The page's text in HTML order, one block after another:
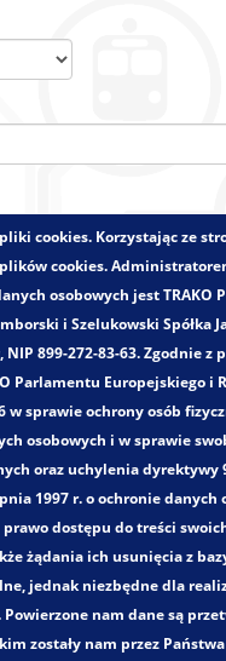
Badania i Analizy
Obszar miejski
Węzła
transportu zbiorowego
przewozowej oraz
cookies. Korzystając ze
cookies.
osobowych jest TRAKO
i Szelukowski Spółka
NIP 899-272-83-63. Zgodnie z
Parlamentu Europejskiego i
w sprawie ochrony osób
osobowych i w sprawie
oraz uchylenia dyrektywy
1997 r. o ochronie danych
dostępu do treści
żądania ich usunięcia z
jednak niezbędne dla
nam dane są
zostały nam przez